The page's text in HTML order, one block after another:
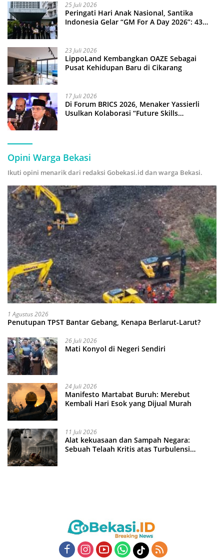
25 Juli 2026
Peringati Hari Anak Nasional, Santika
Indonesia Gelar “GM For A Day 2026”: 43
23 Juli 2026
LippoLand Kembangkan OAZE Sebagai
Pusat Kehidupan Baru di Cikarang
17 Juli 2026
Di Forum BRICS 2026, Menaker Yassierli
Usulkan Kolaborasi “Future Skills
Opini Warga Bekasi
Ikuti opini menarik dari redaksi Gobekasi.id dan warga Bekasi.
1 Agustus 2026
Penutupan TPST Bantar Gebang, Kenapa Berlarut-Larut?
26 Juli 2026
Mati Konyol di Negeri Sendiri
24 Juli 2026
Manifesto Martabat Buruh: Merebut
Kembali Hari Esok yang Dijual Murah
11 Juli 2026
Alat kekuasaan dan Sampah Negara:
Sebuah Telaah Kritis atas Turbulensi